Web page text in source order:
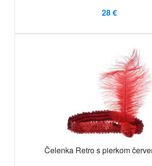
28 €
Čelenka Retro s pierkom